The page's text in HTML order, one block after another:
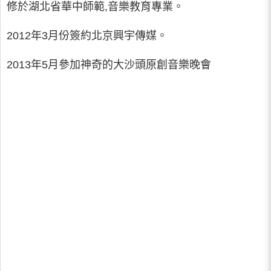
修於湖北省華中師範,音樂教育專業。
2012年3月份簽約北京興宇傳媒。
2013年5月參加神奇的大沙頭原創音樂晚會